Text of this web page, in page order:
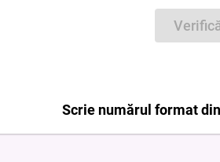
Scrie numărul format